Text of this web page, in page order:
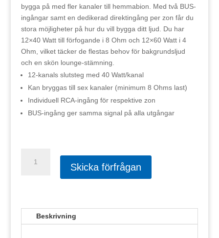
bygga på med fler kanaler till hemmabion. Med två BUS-
ingångar samt en dedikerad direktingång per zon får du
stora möjligheter på hur du vill bygga ditt ljud. Du har
12×40 Watt till förfogande i 8 Ohm och 12×60 Watt i 4
Ohm, vilket täcker de flestas behov för bakgrundsljud
och en skön lounge-stämning.
12-kanals slutsteg med 40 Watt/kanal
Kan bryggas till sex kanaler (minimum 8 Ohms last)
Individuell RCA-ingång för respektive zon
BUS-ingång ger samma signal på alla utgångar
Audio
Skicka förfrågan
Beskrivning